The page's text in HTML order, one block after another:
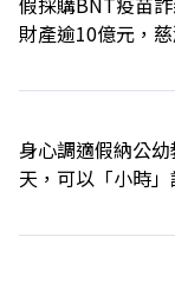
財產逾10億元，
身心調適假納公
天，可以「小時」